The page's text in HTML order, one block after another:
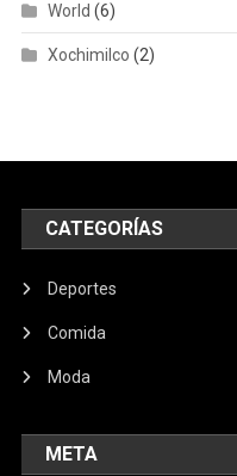
World (6)
Xochimilco (2)
CATEGORÍAS
Deportes
Comida
Moda
META